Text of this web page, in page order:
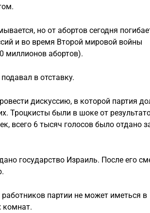
но от абортов сегодня
и во время Второй мировой войны
миллионов абортов).
в отставку.
дискуссию, в которой партия
Троцкисты были в шоке от
всего 6 тысяч голосов было отдано
государство Израиль. После его
партии не может иметься в
комнат.